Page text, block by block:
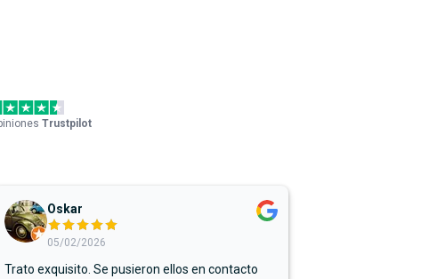
Trustpilot
Oskar
05/02/2026
Trato exquisito. Se pusieron ellos en contacto